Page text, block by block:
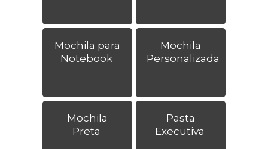
Mochila para
Notebook
Mochila
Personalizada
Mochila
Preta
Pasta
Executiva